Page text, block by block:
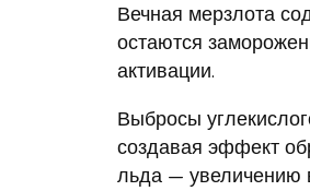
Вечная мерзлота
остаются
активации.
Выбросы
создавая эффект
льда — увеличению